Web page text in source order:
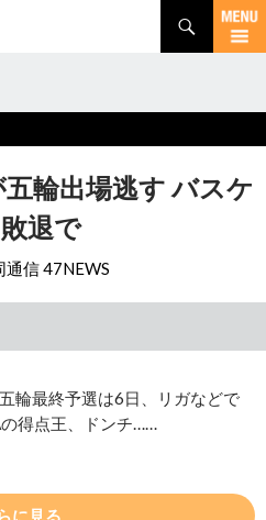
輪出場逃す バスケ
退で
通信 47NEWS
輪最終予選は6日、リガなどで
得点王、ドンチ……